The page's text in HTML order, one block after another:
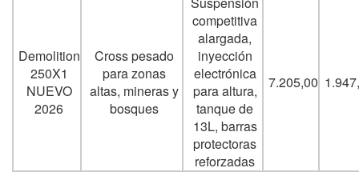
Demolition
250X1
NUEVO
2026
Cross pesado
para zonas
altas, mineras y
bosques
competitiva
alargada,
inyección
electrónica
para altura,
tanque de
13L, barras
protectoras
reforzadas
7.205,00